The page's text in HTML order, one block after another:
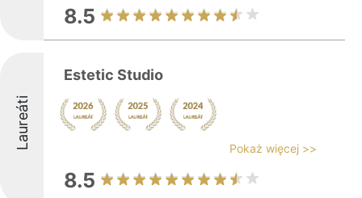
8.5
Laureáti
Estetic Studio
Pokaż więcej >>
8.5